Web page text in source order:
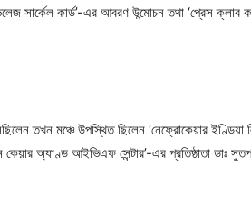
সার্কেল কার্ড’-এর আবরণ উন্মোচন তথা ‘প্রেস ক্লাব
তখন মঞ্চে উপস্থিত ছিলেন ‘নেফ্রোকেয়ার ইণ্ডিয়া
কেয়ার অ্যাণ্ড আইভিএফ সেন্টার’-এর প্রতিষ্ঠাতা ডাঃ